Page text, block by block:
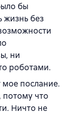
бы
жизнь без
ни
роботами.
мое послание.
что
Ничто не